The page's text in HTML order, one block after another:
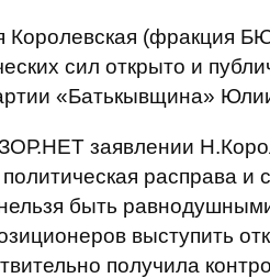
(фракция
сил открыто и
«Батькывщина»
заявлении
расправа и
быть
выступить
получила